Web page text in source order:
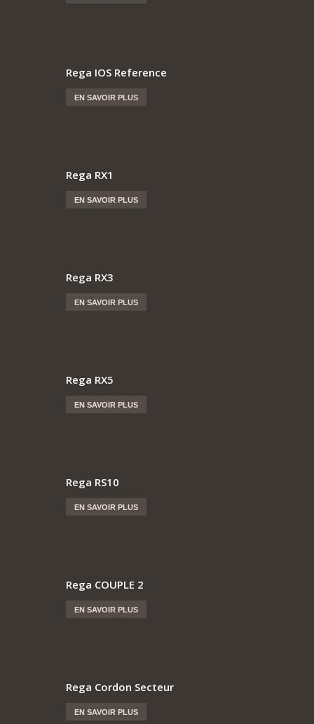
Rega IOS Reference
EN SAVOIR PLUS
Rega RX1
EN SAVOIR PLUS
Rega RX3
EN SAVOIR PLUS
Rega RX5
EN SAVOIR PLUS
Rega RS10
EN SAVOIR PLUS
Rega COUPLE 2
EN SAVOIR PLUS
Rega Cordon Secteur
EN SAVOIR PLUS